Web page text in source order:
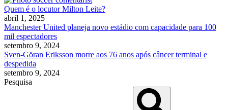
Quem é o locutor Milton Leite?
abril 1, 2025
Manchester United planeja novo estádio com capacidade para 100
mil espectadores
setembro 9, 2024
Sven-Göran Eriksson morre aos 76 anos após câncer terminal e
despedida
setembro 9, 2024
Pesquisa